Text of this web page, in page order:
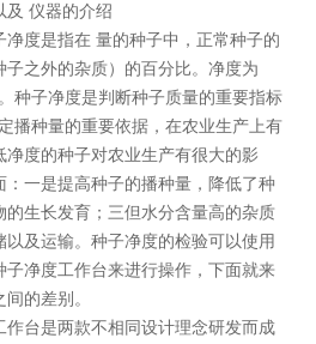
及 仪器的介绍
度是指在 量的种子中，正常种子的
之外的杂质）的百分比。净度为
种子净度是判断种子质量的重要指标
播种量的重要依据，在农业生产上有
度的种子对农业生产有很大的影
一是提高种子的播种量，降低了种
生长发育；三但水分含量高的杂质
及运输。种子净度的检验可以使用
净度工作台来进行操作，下面就来
的差别。
台是两款不相同设计理念研发而成